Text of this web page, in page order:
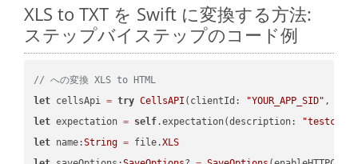
XLS to TXT を Swift に変換する方法:
ステップバイステップのコード例
// への変換 XLS to HTML
let cellsApi = try CellsAPI (clientId: "YOUR_APP_SID" ,
let expectation = self.expectation(description:
let name:String = file.XLS